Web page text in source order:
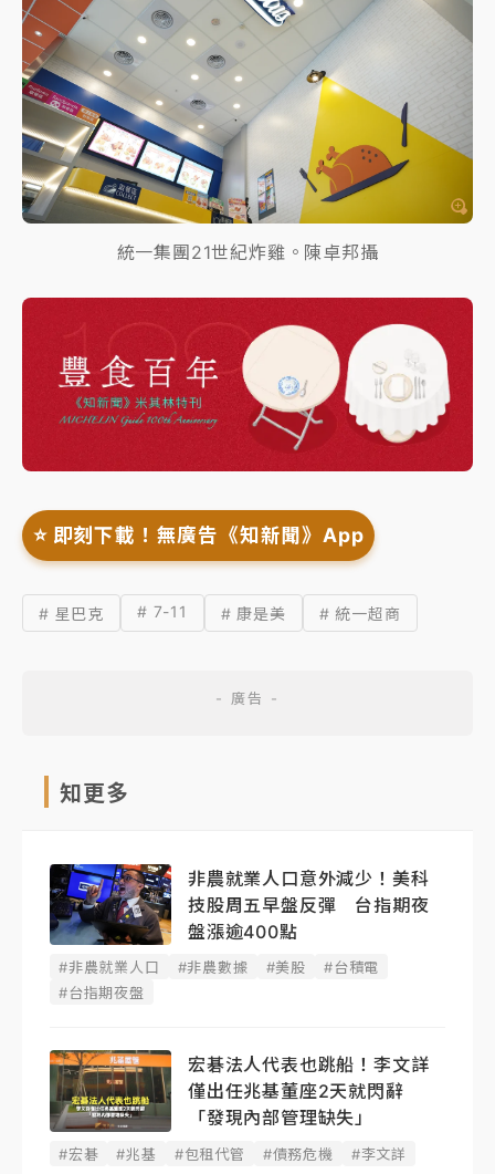
統一集團21世紀炸雞。陳卓邦攝
⭐️ 即刻下載！無廣告《知新聞》App
# 星巴克 # 7-11 # 康是美 # 統一超商
知更多
非農就業人口意外減少！美科
技股周五早盤反彈 台指期夜
盤漲逾400點
#非農就業人口 #非農數據 #美股
#台積電
#台指期夜盤
宏碁法人代表也跳船！李文詳
僅出任兆基董座2天就閃辭
「發現內部管理缺失」
#宏碁 #兆基 #包租代管 #債務危機 #李文詳